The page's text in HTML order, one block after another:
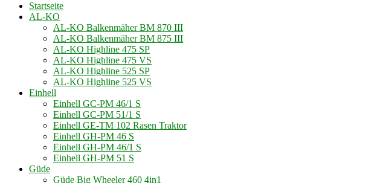
Startseite
AL-KO
AL-KO Balkenmäher BM 870 III
AL-KO Balkenmäher BM 875 III
AL-KO Highline 475 SP
AL-KO Highline 475 VS
AL-KO Highline 525 SP
AL-KO Highline 525 VS
Einhell
Einhell GC-PM 46/1 S
Einhell GC-PM 51/1 S
Einhell GE-TM 102 Rasen Traktor
Einhell GH-PM 46 S
Einhell GH-PM 46/1 S
Einhell GH-PM 51 S
Güde
Güde Big Wheeler 460 4in1